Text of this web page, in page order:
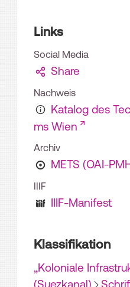
Links
Social Media
Share
Nachweis
Katalog des
ms Wien
Archiv
METS (OAI-
IIIF
IIIF-Manifest
Klassifikation
„Koloniale
(Suezkanal)